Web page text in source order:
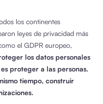
los continentes
leyes de privacidad más
el GDPR europeo,
los datos personales
proteger a las personas.
tiempo, construir